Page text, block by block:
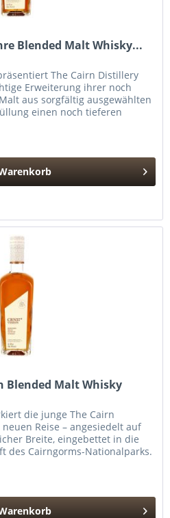
Blended Malt Whisky...
The Cairn Distillery
Erweiterung ihrer noch
aus sorgfältig ausgewählten
einen noch tieferen
Blended Malt Whisky
die junge The Cairn
Reise – angesiedelt auf
Breite, eingebettet in die
des Cairngorms-Nationalparks.